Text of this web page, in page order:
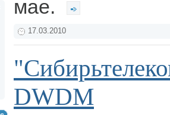
мае.
17.03.2010
DWDM